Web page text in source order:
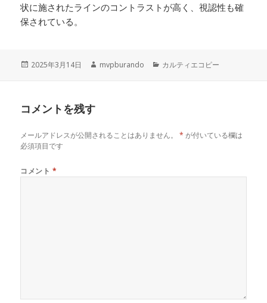
状に施されたラインのコントラストが高く、視認性も確
保されている。
投
2025年3月14日
作
mvpburando
カ
カルティエコピー
コメントを残す
メールアドレスが公開されることはありません。 * が付いている欄は
必須項目です
コメント *